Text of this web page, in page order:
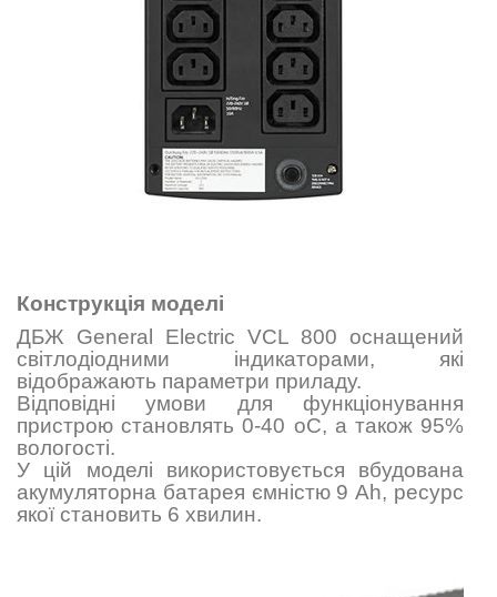
Конструкція моделі
ДБЖ General Electric VCL 800 оснащений
світлодіодними індикаторами, які
відображають параметри приладу.
Відповідні умови для функціонування
пристрою становлять 0-40 оС, а також 95%
вологості.
У цій моделі використовується вбудована
акумуляторна батарея ємністю 9 Ah, ресурс
якої становить 6 хвилин.